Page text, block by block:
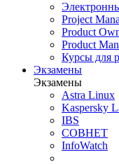
Project
Product
Product
Курсы для
Экзамены
Экзамены
Astra Linux
Kaspersky
IBS
СОВНЕТ
InfoWatch